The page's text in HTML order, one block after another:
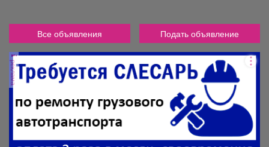
Все объявления Подать объявление
реклама